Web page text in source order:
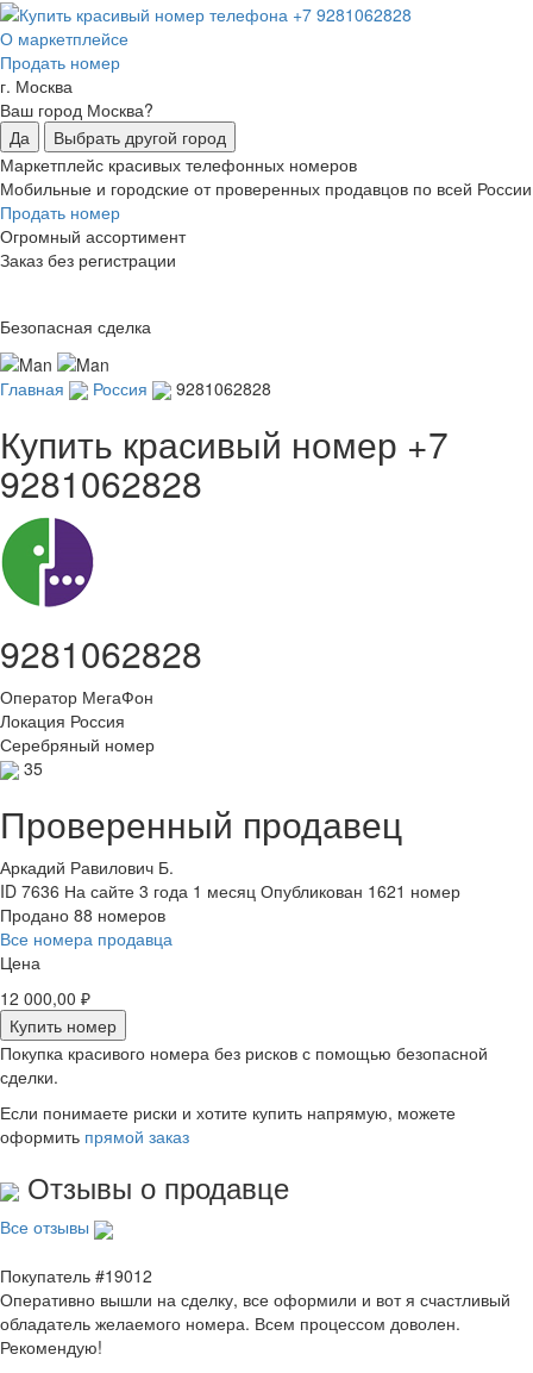
О маркетплейсе
Продать номер
г. Москва
Ваш город Москва?
Да
Выбрать другой город
Маркетплейс красивых телефонных номеров
Мобильные и городские от проверенных продавцов по всей России
Продать номер
Огромный ассортимент
Заказ без регистрации
Безопасная сделка
Главная Россия 9281062828
Купить красивый номер +7
9281062828
9281062828
Оператор МегаФон
Локация Россия
Серебряный номер
35
Проверенный продавец
Аркадий Равилович Б.
ID 7636 На сайте 3 года 1 месяц Опубликован 1621 номер
Продано 88 номеров
Все номера продавца
Цена
12 000,00 ₽
Купить номер
Покупка красивого номера без рисков с помощью безопасной
сделки.
Если понимаете риски и хотите купить напрямую, можете
оформить прямой заказ
Отзывы о продавце
Все отзывы
Покупатель #19012
Оперативно вышли на сделку, все оформили и вот я счастливый
обладатель желаемого номера. Всем процессом доволен.
Рекомендую!